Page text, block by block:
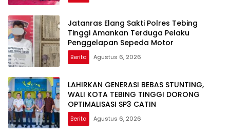
Jatanras Elang Sakti Polres Tebing
Tinggi Amankan Terduga Pelaku
Penggelapan Sepeda Motor
Berita Agustus 6, 2026
LAHIRKAN GENERASI BEBAS STUNTING,
WALI KOTA TEBING TINGGI DORONG
OPTIMALISASI SP3 CATIN
Berita Agustus 6, 2026